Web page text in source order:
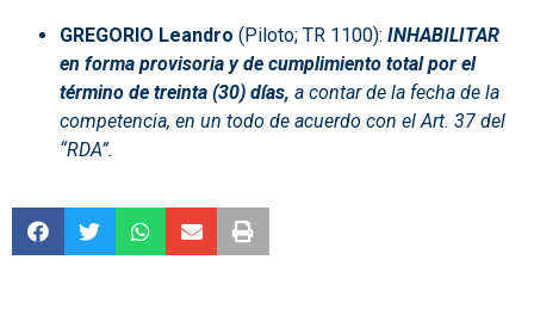
GREGORIO Leandro (Piloto; TR 1100): INHABILITAR
en forma provisoria y de cumplimiento total por el
término de treinta (30) días, a contar de la fecha de la
competencia, en un todo de acuerdo con el Art. 37 del
“RDA”.